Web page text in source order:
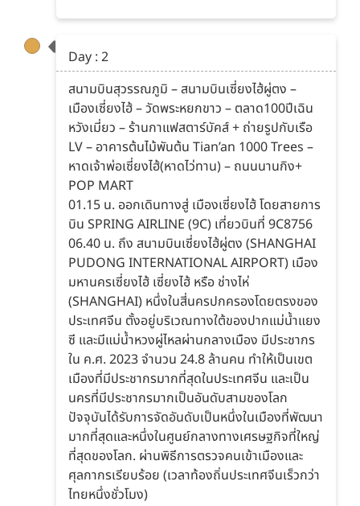
Day : 2
สนามบินสุวรรณภูมิ – สนามบินเซี่ยงไฮ้ผู่ตง –
เมืองเซี่ยงไฮ้ – วัดพระหยกขาว – ตลาด100ปีเฉิน
หวังเมี่ยว – ร้านกาแฟสตาร์บัคส์ + ถ่ายรูปกับเรือ
LV – อาคารต้นไม้พันต้น Tian’an 1000 Trees –
หาดเจ้าพ่อเซี่ยงไฮ้(หาดไว่ทาน) – ถนนนานกิง+
POP MART
01.15 น. ออกเดินทางสู่ เมืองเซี่ยงไฮ้ โดยสายการ
บิน SPRING AIRLINE (9C) เที่ยวบินที่ 9C8756
06.40 น. ถึง สนามบินเซี่ยงไฮ้ผู่ตง (SHANGHAI
PUDONG INTERNATIONAL AIRPORT) เมือง
มหานครเซี่ยงไฮ้ เซี่ยงไฮ้ หรือ ช่างไห่
(SHANGHAI) หนึ่งในสี่นครปกครองโดยตรงของ
ประเทศจีน ตั้งอยู่บริเวณทางใต้ของปากแม่น้ำแยง
ซี และมีแม่น้ำหวงผู่ไหลผ่านกลางเมือง มีประชากร
ใน ค.ศ. 2023 จำนวน 24.8 ล้านคน ทำให้เป็นเขต
เมืองที่มีประชากรมากที่สุดในประเทศจีน และเป็น
นครที่มีประชากรมากเป็นอันดับสามของโลก
ปัจจุบันได้รับการจัดอันดับเป็นหนึ่งในเมืองที่พัฒนา
มากที่สุดและหนึ่งในศูนย์กลางทางเศรษฐกิจที่ใหญ่
ที่สุดของโลก. ผ่านพิธีการตรวจคนเข้าเมืองและ
ศุลกากรเรียบร้อย (เวลาท้องถิ่นประเทศจีนเร็วกว่า
ไทยหนึ่งชั่วโมง)